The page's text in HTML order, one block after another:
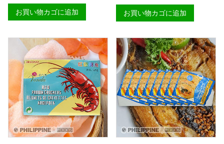
】
個
ニ
ダ
ー
ン
バ
ゴ
ス
３
匹
パ
ッ
ク
ケ
ー
ス
【
お買い物カゴに追加
0
0
-
0
0
グ
ラ
ム
8
k
g
ケ
ー
ス
【
台
お買い物カゴに追加